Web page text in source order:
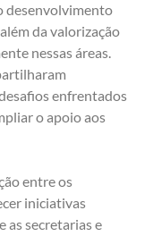
desenvolvimento
da valorização
nessas áreas.
enfrentados
o apoio aos
entre os
iniciativas
as secretarias e